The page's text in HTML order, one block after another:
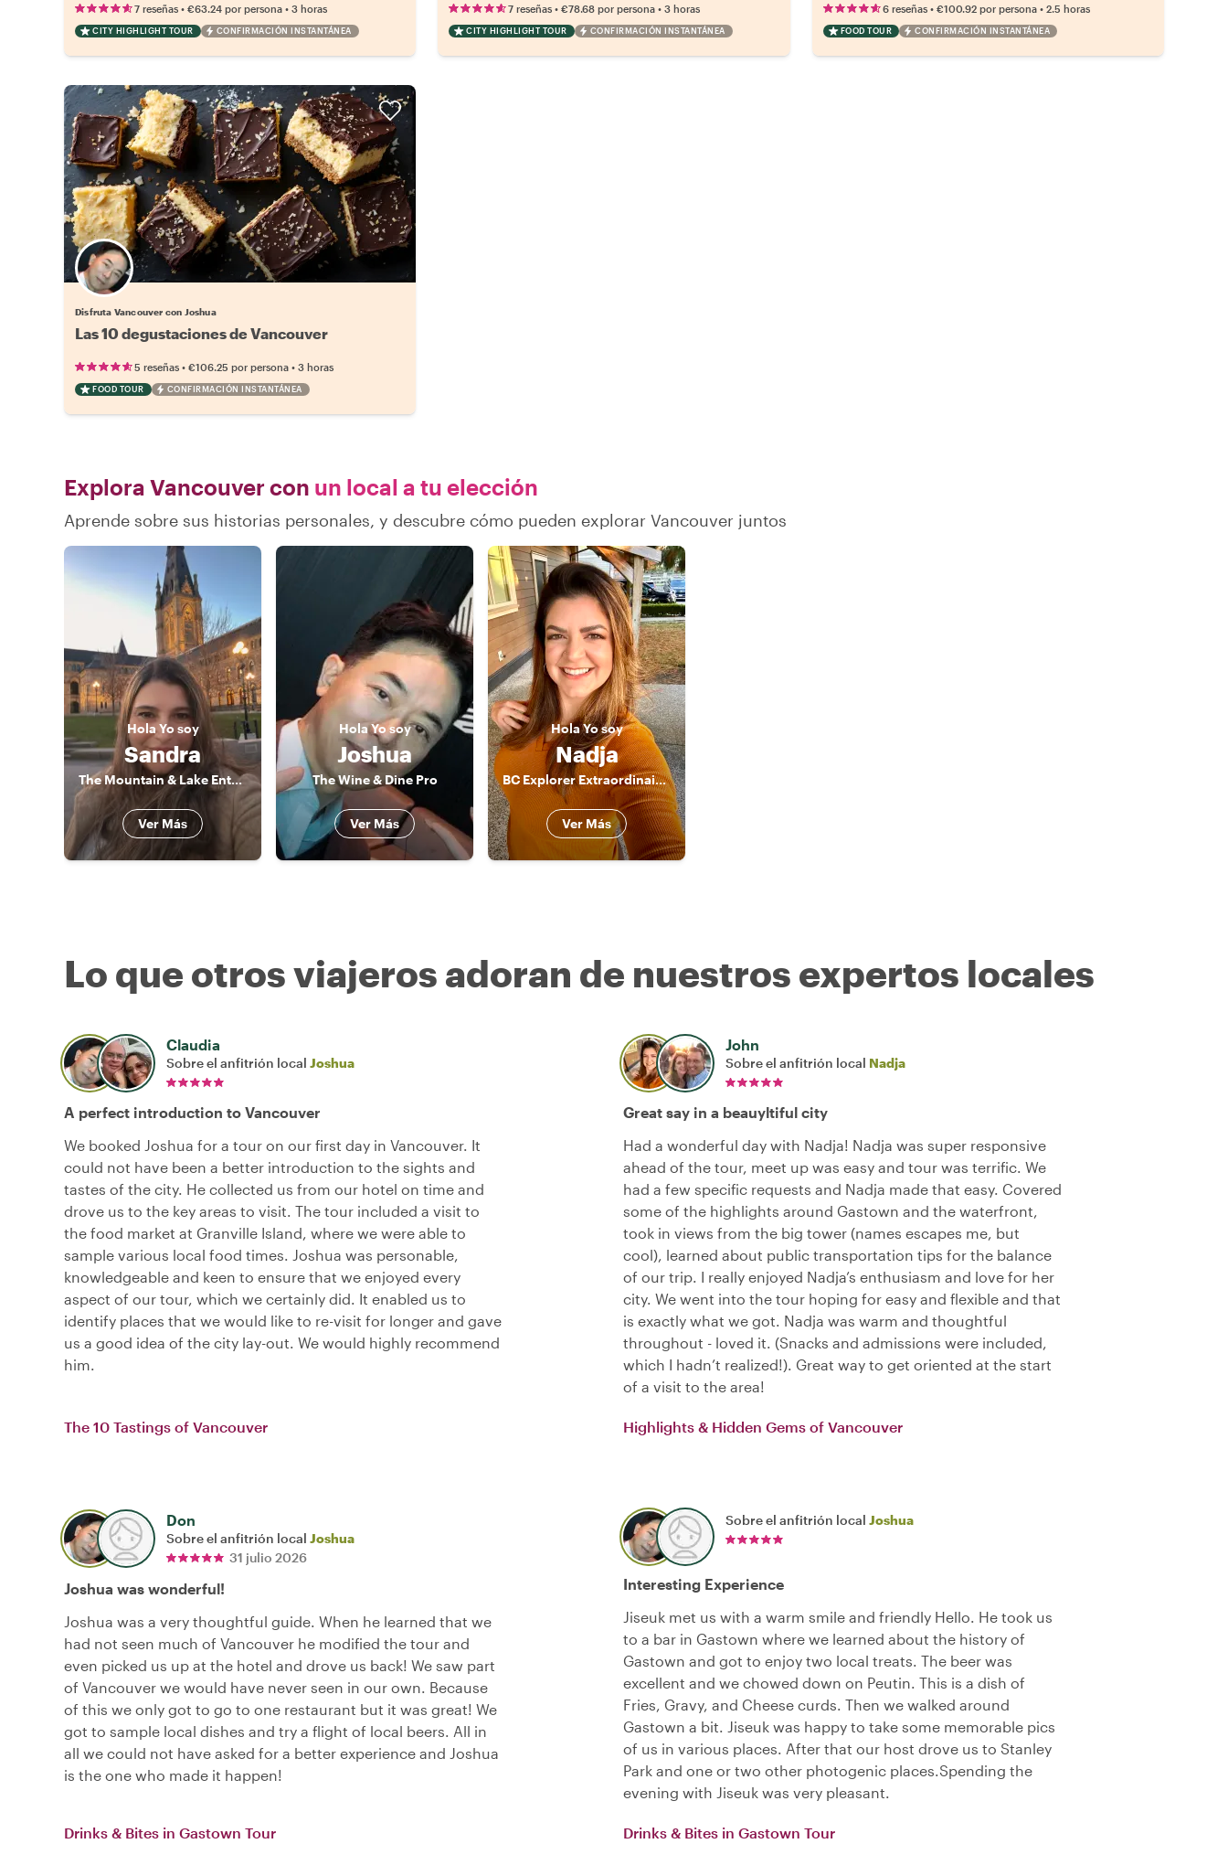
7 reseñas • €63.24 por persona • 3 horas
CITY HIGHLIGHT TOUR CONFIRMACIÓN INSTANTÁNEA
7 reseñas •€78.68 por persona •3 horas
CITY HIGHLIGHT TOUR CONFIRMACIÓN INSTANTÁNEA
6 reseñas• €100.92 por persona• 2.5 horas
FOOD TOUR CONFIRMACIÓN INSTANTÁNEA
Disfruta Vancouver con Joshua
Las 10 degustaciones de Vancouver
5 reseñas • €106.25 por persona • 3 horas
FOOD TOUR CONFIRMACIÓN INSTANTÁNEA
Explora Vancouver con un local a tu elección
Aprende sobre sus historias personales, y descubre cómo pueden explorar Vancouver juntos
Hola Yo soy
Sandra
The Mountain & Lake Enthusiast
Ver Más
HolaYo soy
Joshua
The Wine & Dine Pro
Ver Más
HolaYo soy
Nadja
BC Explorer Extraordinaire: Your Energetic Guide to Vancouver's Wonders!
Ver Más
Lo que otros viajeros adoran de nuestros expertos locales
Claudia
Sobre el anfitrión local Joshua
A perfect introduction to Vancouver
We booked Joshua for a tour on our first day in Vancouver. It
could not have been a better introduction to the sights and
tastes of the city. He collected us from our hotel on time and
drove us to the key areas to visit. The tour included a visit to
the food market at Granville Island, where we were able to
sample various local food times. Joshua was personable,
knowledgeable and keen to ensure that we enjoyed every
aspect of our tour, which we certainly did. It enabled us to
identify places that we would like to re-visit for longer and gave
us a good idea of the city lay-out. We would highly recommend
him.
The 10 Tastings of Vancouver
John
Sobre el anfitrión local Nadja
Great say in a beauyltiful city
Had a wonderful day with Nadja! Nadja was super responsive
ahead of the tour, meet up was easy and tour was terrific. We
had a few specific requests and Nadja made that easy. Covered
some of the highlights around Gastown and the waterfront,
took in views from the big tower (names escapes me, but
cool), learned about public transportation tips for the balance
of our trip. I really enjoyed Nadja’s enthusiasm and love for her
city. We went into the tour hoping for easy and flexible and that
is exactly what we got. Nadja was warm and thoughtful
throughout - loved it. (Snacks and admissions were included,
which I hadn’t realized!). Great way to get oriented at the start
of a visit to the area!
Highlights & Hidden Gems of Vancouver
Don
Sobre el anfitrión local Joshua
31 julio 2026
Joshua was wonderful!
Joshua was a very thoughtful guide. When he learned that we
had not seen much of Vancouver he modified the tour and
even picked us up at the hotel and drove us back! We saw part
of Vancouver we would have never seen in our own. Because
of this we only got to go to one restaurant but it was great! We
got to sample local dishes and try a flight of local beers. All in
all we could not have asked for a better experience and Joshua
is the one who made it happen!
Drinks & Bites in Gastown Tour
Sobre el anfitrión local Joshua
Interesting Experience
Jiseuk met us with a warm smile and friendly Hello. He took us
to a bar in Gastown where we learned about the history of
Gastown and got to enjoy two local treats. The beer was
excellent and we chowed down on Peutin. This is a dish of
Fries, Gravy, and Cheese curds. Then we walked around
Gastown a bit. Jiseuk was happy to take some memorable pics
of us in various places. After that our host drove us to Stanley
Park and one or two other photogenic places.Spending the
evening with Jiseuk was very pleasant.
Drinks & Bites in Gastown Tour